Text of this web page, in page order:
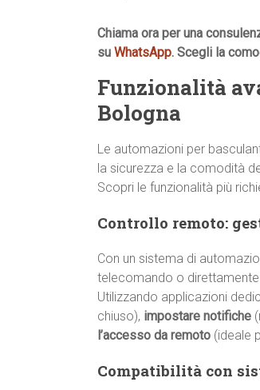
Chiama ora per una
su WhatsApp. Scegli la
Funzionalità
Bologna
Le automazioni per
la sicurezza e la comodità
Scopri le funzionalità più
Controllo remoto:
Con un sistema di
telecomando o
Utilizzando applicazioni
chiuso), impostare notifiche
l’accesso da remoto (ideale
Compatibilità con